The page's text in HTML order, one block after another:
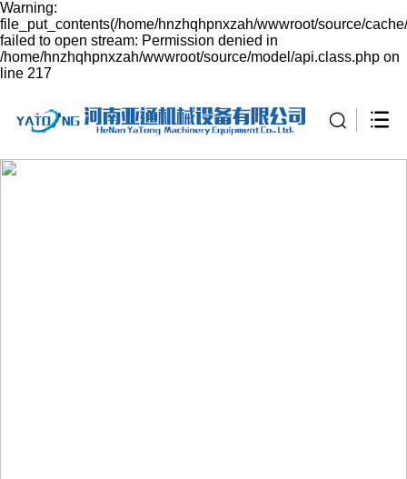
Warning:
file_put_contents(/home/hnzhqhpnxzah/wwwroot/source/
failed to open stream: Permission denied in
/home/hnzhqhpnxzah/wwwroot/source/model/api.class.php on
line 217